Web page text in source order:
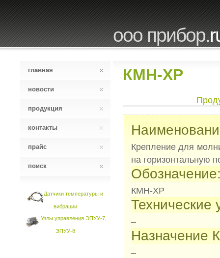
ооо прибор.
главная
новости
продукция
контакты
прайс
поиск
Датчики температуры и
вибрации
Узлы управления ЭПУУ-7,
ЭПУУ-8
КМН-ХР
Крепление для
на горизонтальную
КМН-ХР
Технические
–
Назначение
–